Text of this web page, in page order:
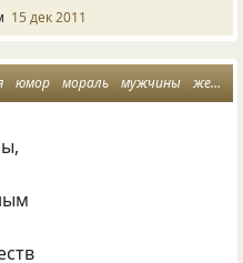
15 дек 2011
юмор мораль мужчины женшины